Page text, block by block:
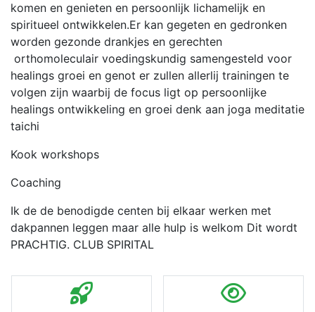
komen en genieten en persoonlijk lichamelijk en
spiritueel ontwikkelen.Er kan gegeten en gedronken
worden gezonde drankjes en gerechten
orthomoleculair voedingskundig samengesteld voor
healings groei en genot er zullen allerlij trainingen te
volgen zijn waarbij de focus ligt op persoonlijke
healings ontwikkeling en groei denk aan joga meditatie
taichi
Kook workshops
Coaching
Ik de de benodigde centen bij elkaar werken met
dakpannen leggen maar alle hulp is welkom Dit wordt
PRACHTIG. CLUB SPIRITAL